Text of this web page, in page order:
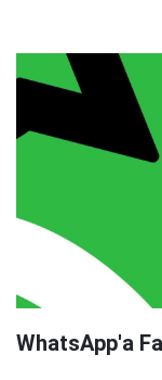
WhatsApp'a